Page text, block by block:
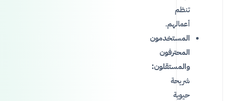
تنظم
أعمالهم.
المستخدمون
المحترفون
والمستقلون:
شريحة
حيوية